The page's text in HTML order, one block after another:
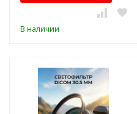
В наличии